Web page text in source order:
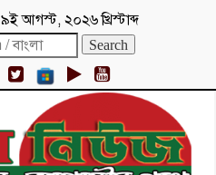
৯ই আগস্ট, ২০২৬ খ্রিস্টাব্দ